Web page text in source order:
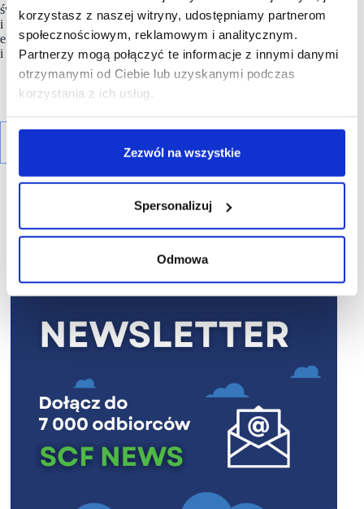
korzystasz z naszej witryny, udostępniamy partnerom
społecznościowym, reklamowym i analitycznym.
Partnerzy mogą połączyć te informacje z innymi danymi
otrzymanymi od Ciebie lub uzyskanymi podczas
korzystania z ich usług.
Zezwól na wszystkie
Spersonalizuj
Odmowa
świetne oferty skandynawskich produktów do spania
i mieszkania rosnącej liczbie naszych klientów oraz podczas
ekspansji do nowych krajów” – mówi Rami Jensen, President
i CEOJYSK.
R E K L A M A